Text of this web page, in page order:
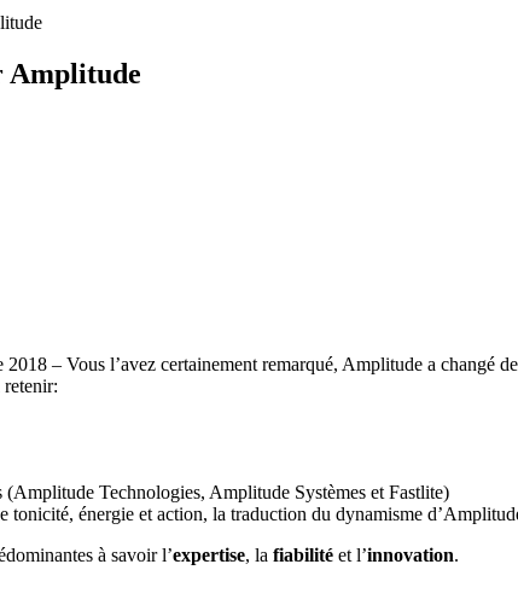
Amplitude
2018 – Vous l’avez certainement remarqué, Amplitude a changé
(Amplitude Technologies, Amplitude Systèmes et Fastlite)
tonicité, énergie et action, la traduction du dynamisme
à savoir l’expertise, la fiabilité et l’innovation.